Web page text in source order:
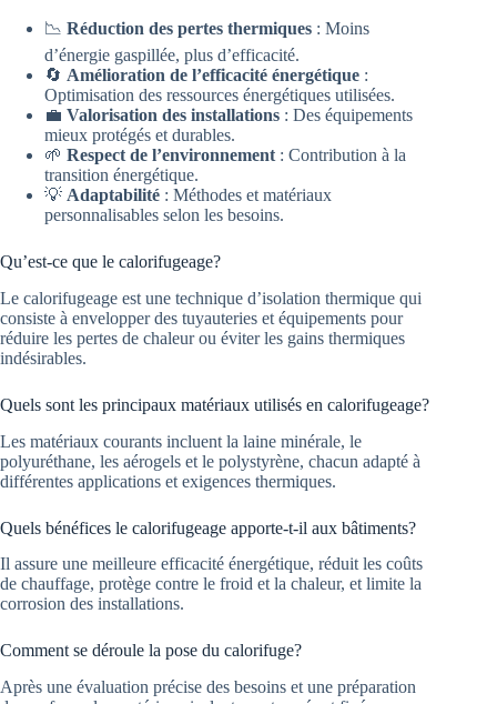
📉 Réduction des pertes thermiques : Moins
d’énergie gaspillée, plus d’efficacité.
🔄 Amélioration de l’efficacité énergétique :
Optimisation des ressources énergétiques utilisées.
💼 Valorisation des installations : Des équipements
mieux protégés et durables.
🌱 Respect de l’environnement : Contribution à la
transition énergétique.
💡 Adaptabilité : Méthodes et matériaux
personnalisables selon les besoins.
Qu’est-ce que le calorifugeage?
Le calorifugeage est une technique d’isolation thermique qui
consiste à envelopper des tuyauteries et équipements pour
réduire les pertes de chaleur ou éviter les gains thermiques
indésirables.
Quels sont les principaux matériaux utilisés en calorifugeage?
Les matériaux courants incluent la laine minérale, le
polyuréthane, les aérogels et le polystyrène, chacun adapté à
différentes applications et exigences thermiques.
Quels bénéfices le calorifugeage apporte-t-il aux bâtiments?
Il assure une meilleure efficacité énergétique, réduit les coûts
de chauffage, protège contre le froid et la chaleur, et limite la
corrosion des installations.
Comment se déroule la pose du calorifuge?
Après une évaluation précise des besoins et une préparation